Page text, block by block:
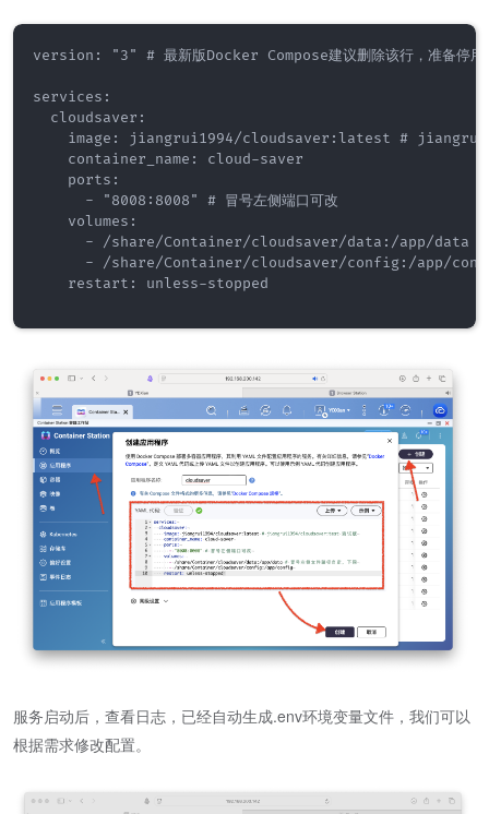
version: "3" # 最新版Docker Compose建议删除该行，准备停用
services:
  cloudsaver:
image: jiangrui1994/cloudsaver:latest #
    container_name: cloud-saver
    ports:
      - "8008:8008" # 冒号左侧端口可改
    volumes:
- /share/Container/cloudsaver/data:/app/data #
- /share/Container/cloudsaver/config:/app/
    restart: unless-stopped
服务启动后，查看日志，已经自动生成.env环境变量文件，我们可以
根据需求修改配置。